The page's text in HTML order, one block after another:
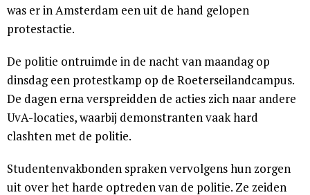
was er in Amsterdam een uit de hand gelopen
protestactie.
De politie ontruimde in de nacht van maandag op
dinsdag een protestkamp op de Roeterseilandcampus.
De dagen erna verspreidden de acties zich naar andere
UvA-locaties, waarbij demonstranten vaak hard
clashten met de politie.
Studentenvakbonden spraken vervolgens hun zorgen
uit over het harde optreden van de politie. Ze zeiden